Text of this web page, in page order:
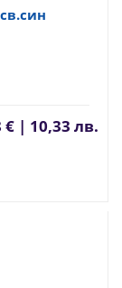
€ | 10,33 лв.